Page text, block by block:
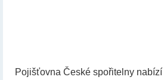
Pojišťovna České spořitelny nabízí